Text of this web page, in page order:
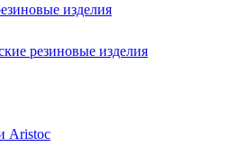
изделия
резиновые изделия
Aristoc